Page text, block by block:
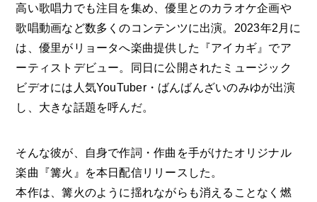
高い歌唱力でも注目を集め、優里とのカラオケ企画や
歌唱動画など数多くのコンテンツに出演。2023年2月に
は、優里がリョータへ楽曲提供した『アイカギ』でア
ーティストデビュー。同日に公開されたミュージック
ビデオには人気YouTuber・ばんばんざいのみゆが出演
し、大きな話題を呼んだ。
そんな彼が、自身で作詞・作曲を手がけたオリジナル
楽曲『篝火』を本日配信リリースした。
本作は、篝火のように揺れながらも消えることなく燃